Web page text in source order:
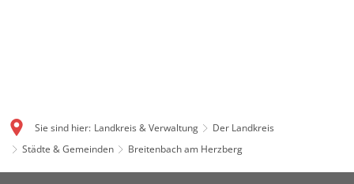
Sie sind hier: Landkreis & Verwaltung
Der Landkreis
Städte & Gemeinden
Breitenbach am Herzberg